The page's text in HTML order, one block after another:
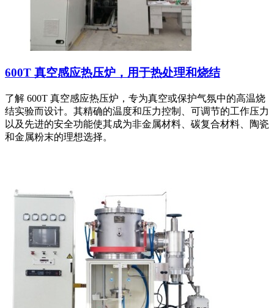
600T 真空感应热压炉，用于热处理和烧结
了解 600T 真空感应热压炉，专为真空或保护气氛中的高温烧
结实验而设计。其精确的温度和压力控制、可调节的工作压力
以及先进的安全功能使其成为非金属材料、碳复合材料、陶瓷
和金属粉末的理想选择。